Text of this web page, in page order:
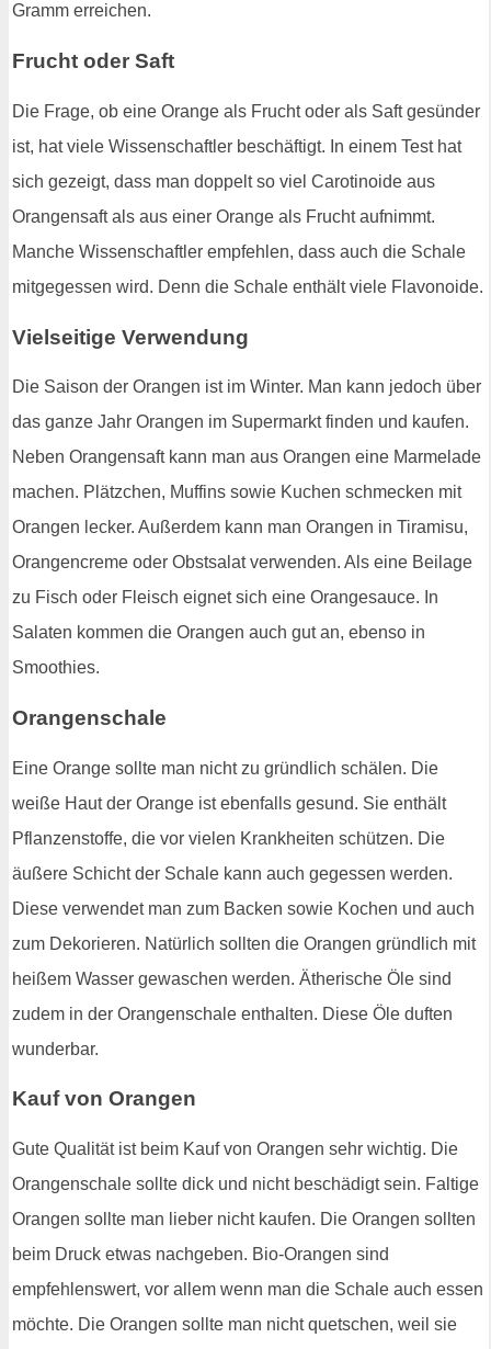
Gramm erreichen.
Frucht oder Saft
Die Frage, ob eine Orange als Frucht oder als Saft gesünder
ist, hat viele Wissenschaftler beschäftigt. In einem Test hat
sich gezeigt, dass man doppelt so viel Carotinoide aus
Orangensaft als aus einer Orange als Frucht aufnimmt.
Manche Wissenschaftler empfehlen, dass auch die Schale
mitgegessen wird. Denn die Schale enthält viele Flavonoide.
Vielseitige Verwendung
Die Saison der Orangen ist im Winter. Man kann jedoch über
das ganze Jahr Orangen im Supermarkt finden und kaufen.
Neben Orangensaft kann man aus Orangen eine Marmelade
machen. Plätzchen, Muffins sowie Kuchen schmecken mit
Orangen lecker. Außerdem kann man Orangen in Tiramisu,
Orangencreme oder Obstsalat verwenden. Als eine Beilage
zu Fisch oder Fleisch eignet sich eine Orangesauce. In
Salaten kommen die Orangen auch gut an, ebenso in
Smoothies.
Orangenschale
Eine Orange sollte man nicht zu gründlich schälen. Die
weiße Haut der Orange ist ebenfalls gesund. Sie enthält
Pflanzenstoffe, die vor vielen Krankheiten schützen. Die
äußere Schicht der Schale kann auch gegessen werden.
Diese verwendet man zum Backen sowie Kochen und auch
zum Dekorieren. Natürlich sollten die Orangen gründlich mit
heißem Wasser gewaschen werden. Ätherische Öle sind
zudem in der Orangenschale enthalten. Diese Öle duften
wunderbar.
Kauf von Orangen
Gute Qualität ist beim Kauf von Orangen sehr wichtig. Die
Orangenschale sollte dick und nicht beschädigt sein. Faltige
Orangen sollte man lieber nicht kaufen. Die Orangen sollten
beim Druck etwas nachgeben. Bio-Orangen sind
empfehlenswert, vor allem wenn man die Schale auch essen
möchte. Die Orangen sollte man nicht quetschen, weil sie